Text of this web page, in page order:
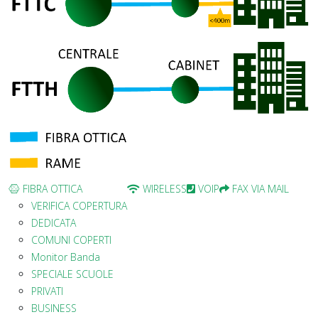
FIBRA OTTICA
VERIFICA COPERTURA
DEDICATA
COMUNI COPERTI
Monitor Banda
SPECIALE SCUOLE
PRIVATI
BUSINESS
WIRELESS VOIP FAX VIA MAIL